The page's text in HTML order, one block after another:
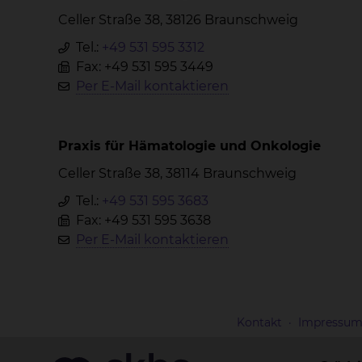
Celler Straße 38, 38126 Braunschweig
Tel.: +49 531 595 3312
Fax: +49 531 595 3449
Per E-Mail kontaktieren
Praxis für Hämatologie und Onkologie
Celler Straße 38, 38114 Braunschweig
Tel.: +49 531 595 3683
Fax: +49 531 595 3638
Per E-Mail kontaktieren
Kontakt Impressum